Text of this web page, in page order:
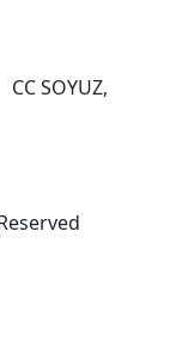
CC SOYUZ,